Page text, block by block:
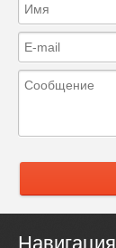
Навигация